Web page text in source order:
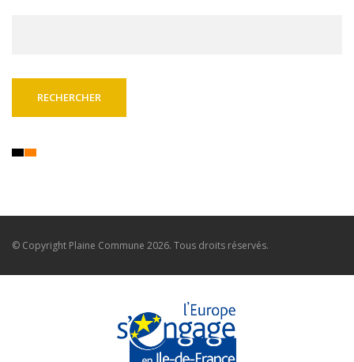
© Copyright Plaine Commune 2026. Tous droits réservés.